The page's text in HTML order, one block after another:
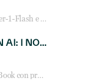
Microsoft lancia MAI-Cyber-1-Flash e Perception: cybersecurity agentica in preview dal 3 novembre. Cosa cambia per MSP, system integrator e reseller.
HP ELITEBOOK CON AI: I NOTEBOOK BUSINESS INTELLIGENTI CHE TRASFORMANO PRODUTTIVITÀ, SICUREZZA E LAVORO IBRIDO
Scopri la gamma HP EliteBook con processori Intel® Core™ Ultra e AMD Ryzen™ AI. Notebook business progettati per aumentare la produttività, migliorare la collaborazione e garantire sicurezza avanzata in ufficio e in mobilità.